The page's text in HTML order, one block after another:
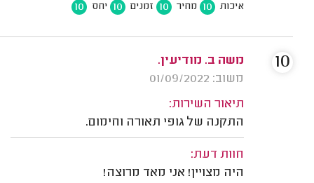
איכות 10 מחיר 10 זמנים 10 יחס 10
משה ב. מודיעין.
משוב: 01/09/2022
תיאור השירות:
התקנה של גופי תאורה וחימום.
חוות דעת:
היה מצויין! אני מאד מרוצה!
10